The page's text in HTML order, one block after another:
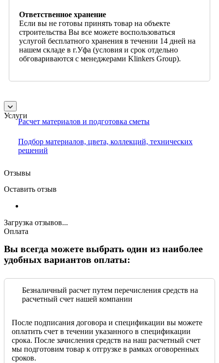
Ответственное хранение
Если вы не готовы принять товар на объекте
строительства Вы все можете воспользоваться
услугой бесплатного хранения в течении 14 дней на
нашем складе в г.Уфа (условия и срок отдельно
обговариваются с менеджерами Klinkers Group).
Услуги
Расчет материалов и подготовка сметы
Подбор материалов, цвета, коллекций, технических
решений
Отзывы
Оставить отзыв
Загрузка отзывов...
Оплата
Вы всегда можете выбрать один из наиболее
удобных вариантов оплаты:
Безналичный расчет путем перечисления средств на
расчетный счет нашей компании
После подписания договора и спецификации вы можете
оплатить счет в течении указанного в спецификации
срока. После зачисления средств на наш расчетный счет
мы подготовим товар к отгрузке в рамках оговоренных
сроков.